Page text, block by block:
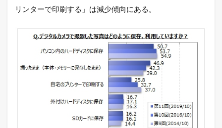
リンターで印刷する」は減少傾向にある。